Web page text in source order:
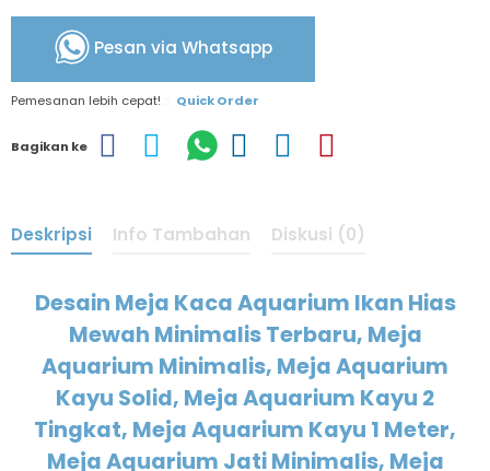
Pesan via Whatsapp
Pemesanan lebih cepat! Quick Order
Bagikan ke
Deskripsi Info Tambahan Diskusi (0)
Desain Meja Kaca Aquarium Ikan Hias
Mewah Minimalis Terbaru, Meja
Aquarium Minimalis, Meja Aquarium
Kayu Solid, Meja Aquarium Kayu 2
Tingkat, Meja Aquarium Kayu 1 Meter,
Meja Aquarium Jati Minimalis, Meja